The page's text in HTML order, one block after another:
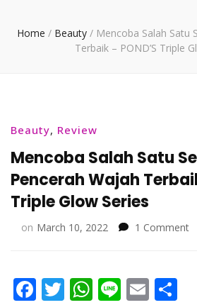
Home / Beauty / Mencoba Salah Satu
Terbaik – POND’S Triple
Beauty, Review
Mencoba Salah Satu
Pencerah Wajah
Triple Glow Series
on March 10, 2022 1 Commenton
Facebook
Twitter
WhatsApp
LineEmail